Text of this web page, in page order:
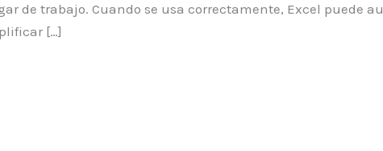
de trabajo. Cuando se usa correctamente, Excel puede
[…]